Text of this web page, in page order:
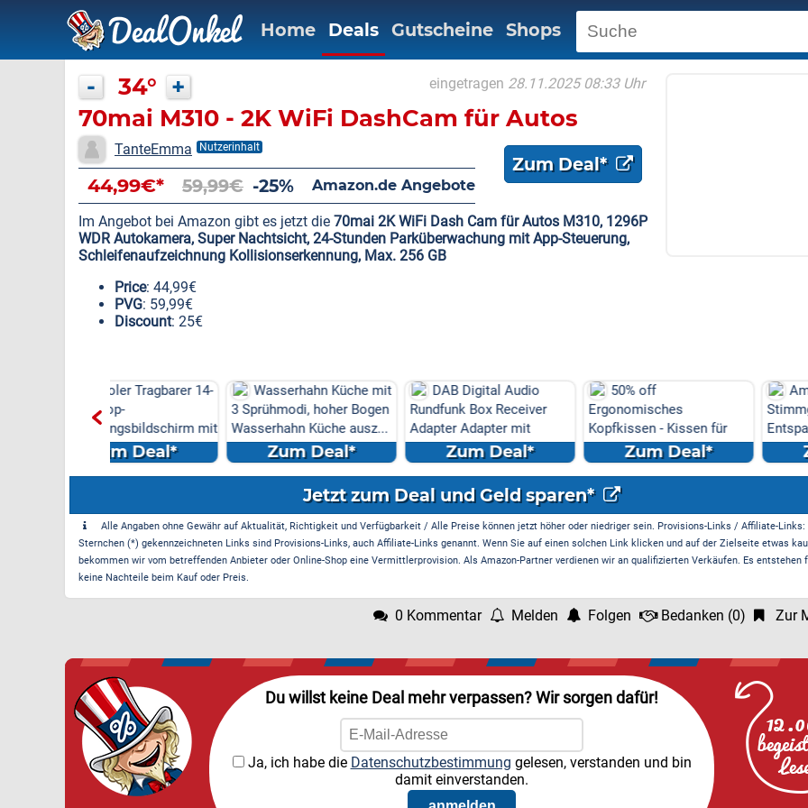
Home Deals Gutscheine Shops
- 34° + eingetragen 28.11.2025 08:33 Uhr
70mai M310 - 2K WiFi DashCam für Autos
TanteEmma Nutzerinhalt
Zum Deal*
44,99€* 59,99€ -25% Amazon.de Angebote
Im Angebot bei Amazon gibt es jetzt die 70mai 2K WiFi Dash Cam für Autos M310, 1296P
WDR Autokamera, Super Nachtsicht, 24-Stunden Parküberwachung mit App-Steuerung,
Schleifenaufzeichnung Kollisionserkennung, Max. 256 GB
Price: 44,99€
PVG: 59,99€
Discount: 25€
mit
Wasserhahn Küche mit
3 Sprühmodi, hoher Bogen
Wasserhahn Küche ausz...
Zum Deal*
DAB Digital Audio
Rundfunk Box Receiver
Adapter Adapter mit
Antenn...Zum Deal*
50% off
Ergonomisches
Kopfkissen - Kissen für
SeitenZum Deal*
Amazon: Präzisions-
Stimmgabel-Set (für
Entspannung & Klangth...
Zum Deal*
Jetzt zum Deal und Geld sparen*
Alle Angaben ohne Gewähr auf Aktualität, Richtigkeit und Verfügbarkeit / Alle Preise können jetzt höher oder niedriger sein. Provisions-Links / Affiliate-
Sternchen (*) gekennzeichneten Links sind Provisions-Links, auch Affiliate-Links genannt. Wenn Sie auf einen solchen Link klicken und auf der Zielseite etwas
bekommen wir vom betreffenden Anbieter oder Online-Shop eine Vermittlerprovision. Als Amazon-Partner verdienen wir an qualifizierten Verkäufen. Es entstehen
keine Nachteile beim Kauf oder Preis.
0 Kommentar Melden Folgen Bedanken (0) Zur
Du willst keine Deal mehr verpassen? Wir sorgen dafür!
Ja, ich habe die Datenschutzbestimmung gelesen, verstanden und bin
damit einverstanden.